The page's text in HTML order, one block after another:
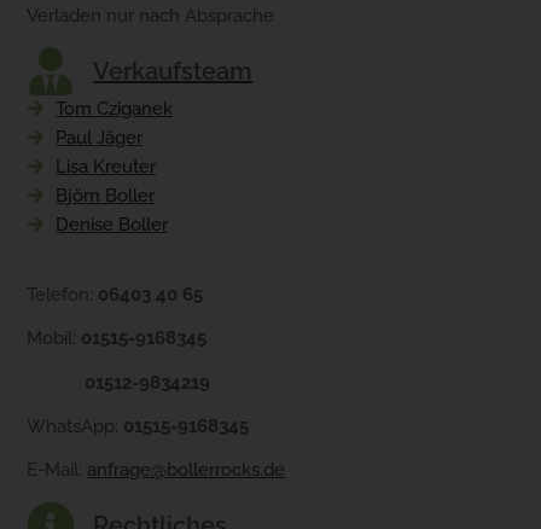
Verladen nur nach Absprache
Verkaufsteam
Tom Cziganek
Paul Jäger
Lisa Kreuter
Björn Boller
Denise Boller
Telefon: 06403 40 65
Mobil: 01515-9168345
01512-9834219
WhatsApp: 01515-9168345
E-Mail: anfrage@bollerrocks.de